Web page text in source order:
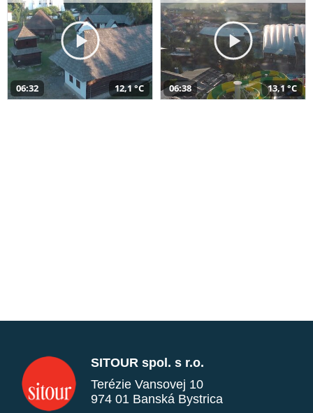
06:32 12,1 °C 06:38 13,1 °C
SITOUR spol. s r.o.
Terézie Vansovej 10
974 01 Banská Bystrica